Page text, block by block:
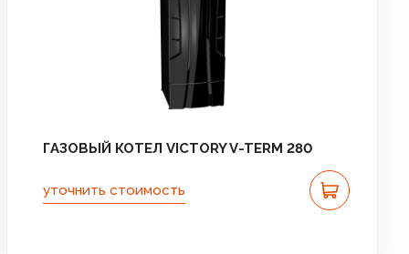
ГАЗОВЫЙ КОТЕЛ VICTORY V-TERM 280
уточнить стоимость